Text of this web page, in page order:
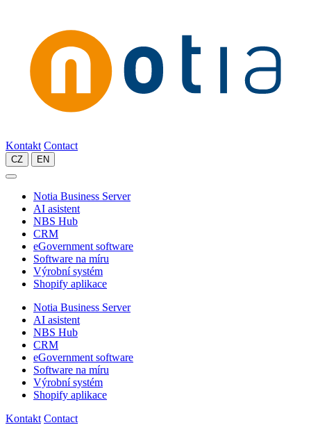
Kontakt Contact
CZ EN
Notia Business Server
AI asistent
NBS Hub
CRM
eGovernment software
Software na míru
Výrobní systém
Shopify aplikace
Notia Business Server
AI asistent
NBS Hub
CRM
eGovernment software
Software na míru
Výrobní systém
Shopify aplikace
Kontakt Contact